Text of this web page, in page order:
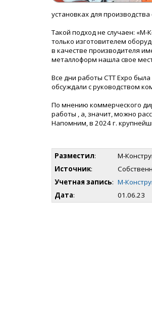
установках для
Такой подход не случаен:
только изготовителем
в качестве производителя
металлоформ нашла свое
Все дни работы CTT Expo
обсуждали с руководством
По мнению коммерческого
работы , а, значит, можно
Напомним, в 2024 г.
Разместил:
М-
Источник:
Учетная запись: М-
Дата: 01.06.23